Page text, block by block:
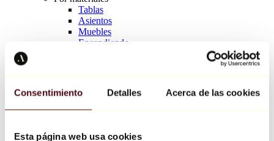
Consentimiento Detalles Acerca de las cookies
Esta página web usa cookies
Tablas
Asientos
Muebles
Encendiendo
Richard Orlinski
Keith Haring
Jeff Koons
Jean-Michel Basquiat